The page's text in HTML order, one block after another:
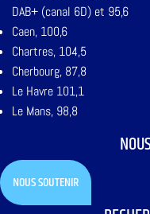
DAB+ (canal 6D) et 95,6
Caen, 100,6
Chartres, 104,5
Cherbourg, 87,8
Le Havre 101,1
Le Mans, 98,8
NOUS SOUTENIR